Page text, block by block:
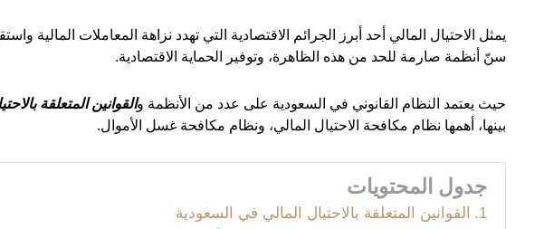
يمثل الاحتيال المالي أحد أبرز الجرائم الاقتصادية التي تهدد نزاهة المعاملات المالية
سنّ أنظمة صارمة للحد من هذه الظاهرة، وتوفير الحماية الاقتصادية.
حيث يعتمد النظام القانوني في السعودية على عدد من الأنظمة والقوانين المتعلقة
بينها، أهمها نظام مكافحة الاحتيال المالي، ونظام مكافحة غسل الأموال.
جدول المحتويات
القوانين المتعلقة بالاحتيال المالي في السعودية